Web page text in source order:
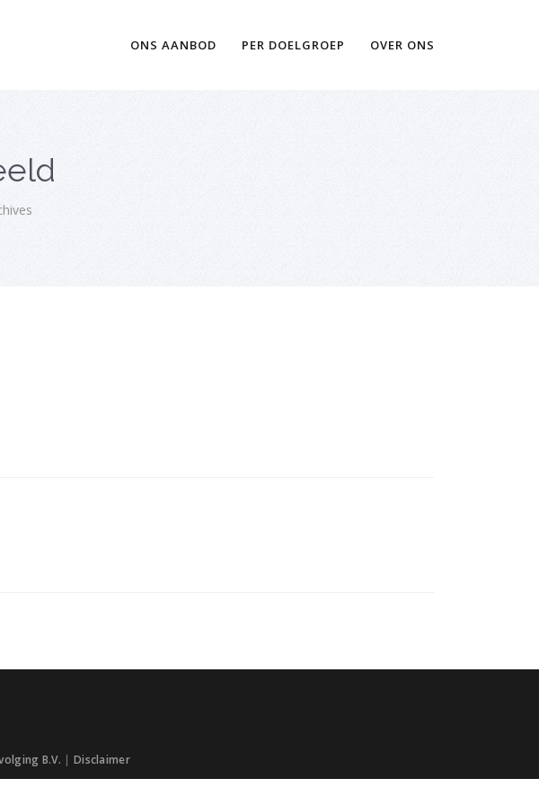
ONS AANBOD PER DOELGROEP OVER ONS
B.V. | Disclaimer
advies